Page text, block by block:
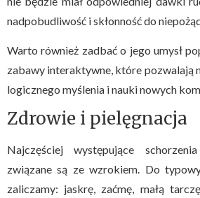
nadpobudliwość i skłonność do
Warto również zadbać o jego umysł
zabawy interaktywne, które pozwalają
logicznego myślenia i nauki nowych
Zdrowie i pielęgnacja
Najczęściej występujące
związane są ze wzrokiem. Do
zaliczamy: jaskrę, zaćmę, małą